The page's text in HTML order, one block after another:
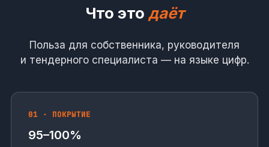
Что это даёт
Польза для собственника, руководителя
и тендерного специалиста — на языке цифр.
01 · ПОКРЫТИЕ
95–100%